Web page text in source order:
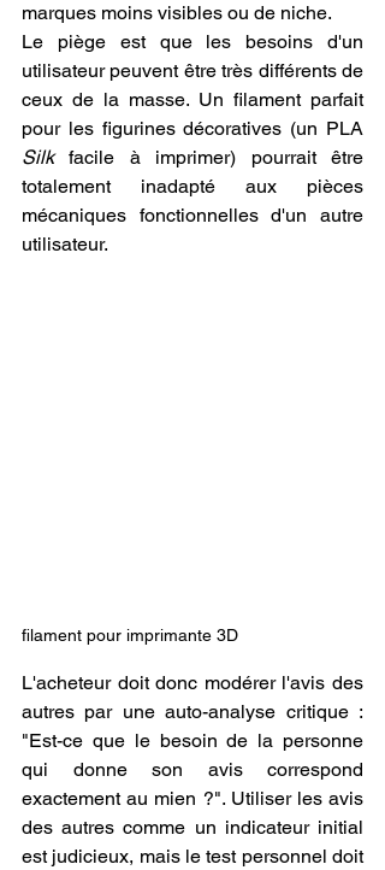
marques moins visibles ou de niche.
Le piège est que les besoins d'un
utilisateur peuvent être très différents de
ceux de la masse. Un filament parfait
Silk facile à imprimer) pourrait être
totalement inadapté aux pièces
mécaniques fonctionnelles d'un autre
utilisateur.
filament pour imprimante 3D
L'acheteur doit donc modérer l'avis des
autres par une auto-analyse critique :
"Est-ce que le besoin de la personne
qui donne son avis correspond
exactement au mien ?". Utiliser les avis
des autres comme un indicateur initial
est judicieux, mais le test personnel doit